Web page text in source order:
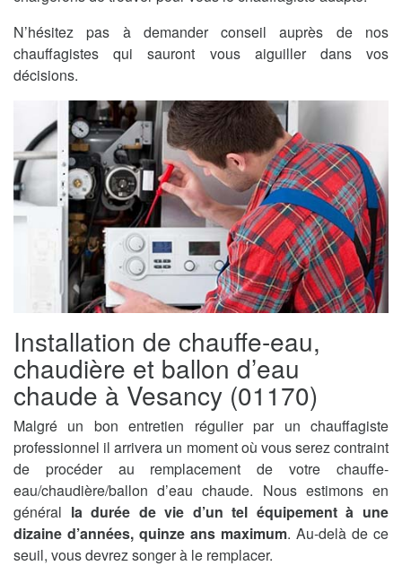
N’hésitez pas à demander conseil auprès de nos
chauffagistes qui sauront vous aiguiller dans vos
décisions.
Installation de chauffe-eau,
chaudière et ballon d’eau
chaude à Vesancy (01170)
Malgré un bon entretien régulier par un chauffagiste
professionnel il arrivera un moment où vous serez contraint
de procéder au remplacement de votre chauffe-
eau/chaudière/ballon d’eau chaude. Nous estimons en
général la durée de vie d’un tel équipement à une
dizaine d’années, quinze ans maximum. Au-delà de ce
seuil, vous devrez songer à le remplacer.